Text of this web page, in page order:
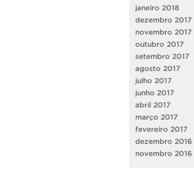
janeiro 2018
dezembro 2017
novembro 2017
outubro 2017
setembro 2017
agosto 2017
julho 2017
junho 2017
abril 2017
março 2017
fevereiro 2017
dezembro 2016
novembro 2016